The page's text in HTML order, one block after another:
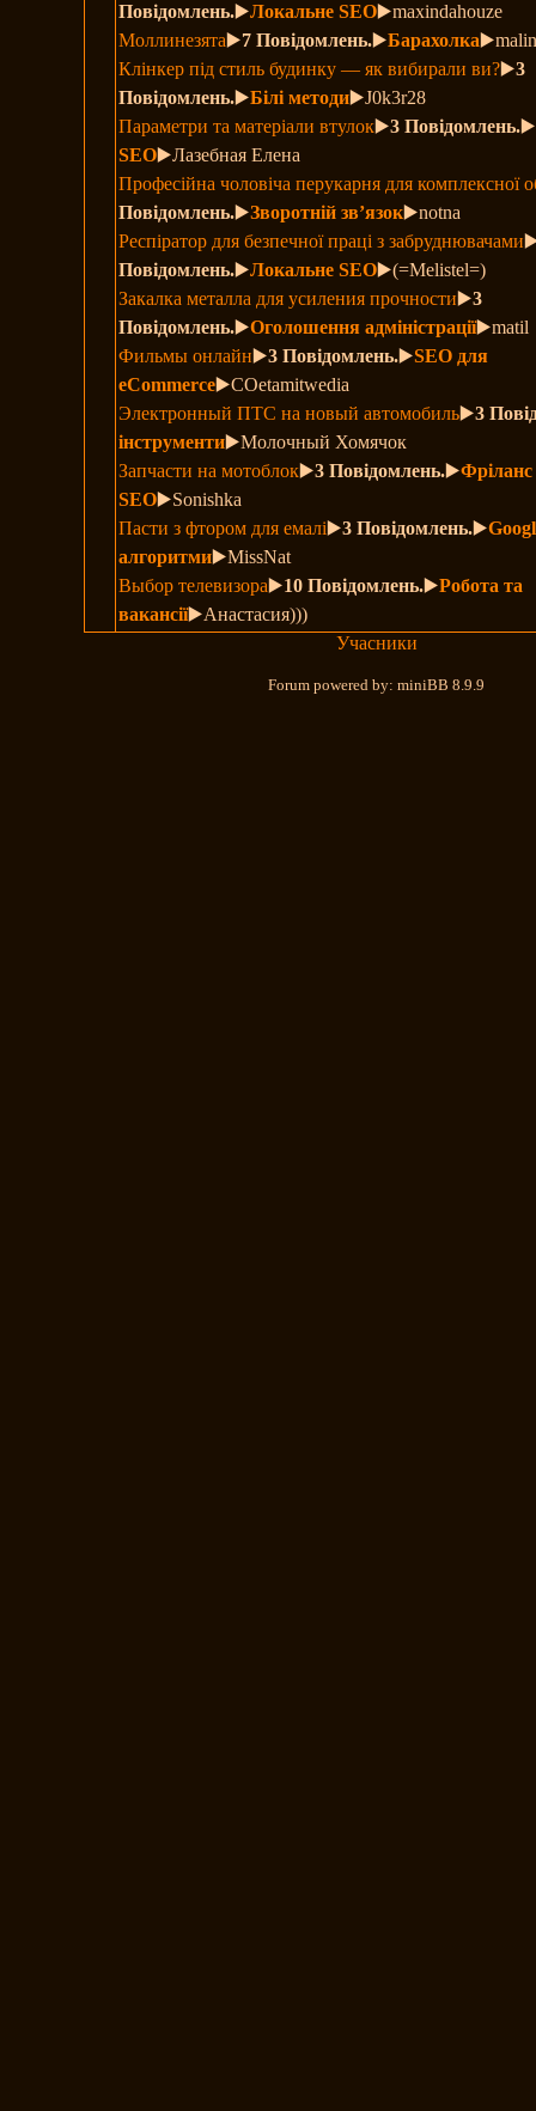
Повідомлень.▶️Локальне SEO▶️maxindahouze
Моллинезята▶️7 Повідомлень.▶️Барахолка
Клінкер під стиль будинку — як вибирали ви?▶️3
Повідомлень.▶️Білі методи▶️J0k3r28
Параметри та матеріали втулок▶️3 Повідомлень.▶️
SEO▶️Лазебная Елена
Професійна чоловіча перукарня для комплексної
Повідомлень.▶️Зворотній зв’язок▶️notna
Респіратор для безпечної праці з забруднювачами
Повідомлень.▶️Локальне SEO▶️(=Melistel=)
Закалка металла для усиления прочности▶️3
Повідомлень.▶️Оголошення адміністрації▶️matil
Фильмы онлайн▶️3 Повідомлень.▶️SEO для
eCommerce▶️COetamitwedia
Электронный ПТС на новый автомобиль▶️3
інструменти▶️Молочный Хомячок
Запчасти на мотоблок▶️3 Повідомлень.▶️Фріланс
SEO▶️Sonishka
Пасти з фтором для емалі▶️3 Повідомлень.▶️
алгоритми▶️MissNat
Выбор телевизора▶️10 Повідомлень.▶️Робота та
вакансії▶️Анастасия)))
Учасники
Forum powered by: miniBB 8.9.9